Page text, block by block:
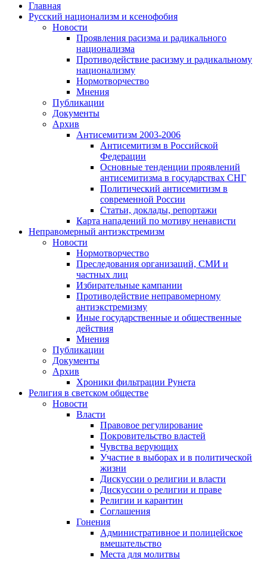
Главная
Русский национализм и ксенофобия
Новости
Проявления расизма и радикального
национализма
Противодействие расизму и радикальному
национализму
Нормотворчество
Мнения
Публикации
Документы
Архив
Антисемитизм 2003-2006
Антисемитизм в Российской
Федерации
Основные тенденции проявлений
антисемитизма в государствах СНГ
Политический антисемитизм в
современной России
Статьи, доклады, репортажи
Карта нападений по мотиву ненависти
Неправомерный антиэкстремизм
Новости
Нормотворчество
Преследования организаций, СМИ и
частных лиц
Избирательные кампании
Противодействие неправомерному
антиэкстремизму
Иные государственные и общественные
действия
Мнения
Публикации
Документы
Архив
Хроники фильтрации Рунета
Религия в светском обществе
Новости
Власти
Правовое регулирование
Покровительство властей
Чувства верующих
Участие в выборах и в политической
жизни
Дискуссии о религии и власти
Дискуссии о религии и праве
Религии и карантин
Соглашения
Гонения
Административное и полицейское
вмешательство
Места для молитвы